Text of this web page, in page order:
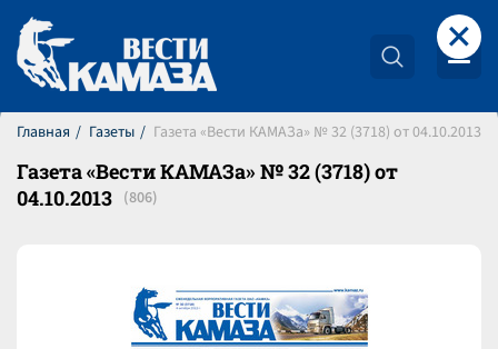
Главная Газеты Газета «Вести КАМАЗа» № 32 (3718) от 04.10.2013
Газета «Вести КАМАЗа» № 32 (3718) от
04.10.2013
+